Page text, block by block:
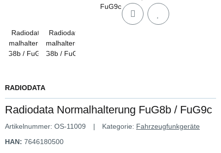
RADIODATA
Radiodata Normalhalterung FuG8b / FuG9c
Artikelnummer: OS-11009 Kategorie: Fahrzeugfunkgeräte
HAN: 7646180500